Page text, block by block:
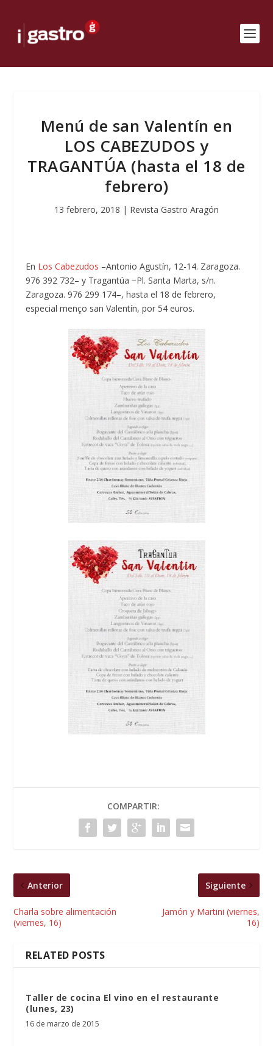
Menú de san Valentín en
LOS CABEZUDOS y
TRAGANTÚA (hasta el 18 de
febrero)
13 febrero, 2018 | Revista Gastro Aragón
En Los Cabezudos –Antonio Agustín, 12-14. Zaragoza.
976 392 732– y Tragantúa −Pl. Santa Marta, s/n.
Zaragoza. 976 299 174–, hasta el 18 de febrero,
especial menço san Valentín, por 54 euros.
COMPARTIR:
Anterior
Charla sobre alimentación
(viernes, 16)
Siguiente
Jamón y Martini (viernes,
16)
RELATED POSTS
Taller de cocina El vino en el restaurante
(lunes, 23)
16 de marzo de 2015